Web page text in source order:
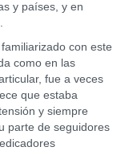
y países, y en
con este
como en las
fue a veces
que estaba
y siempre
parte de seguidores